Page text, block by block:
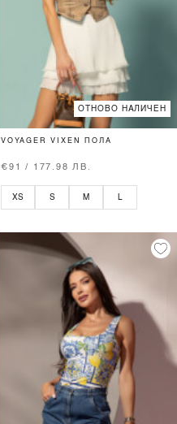
ОТНОВО НАЛИЧЕН
VOYAGER VIXEN ПОЛА
€91 / 177.98 ЛВ.
XS S M L